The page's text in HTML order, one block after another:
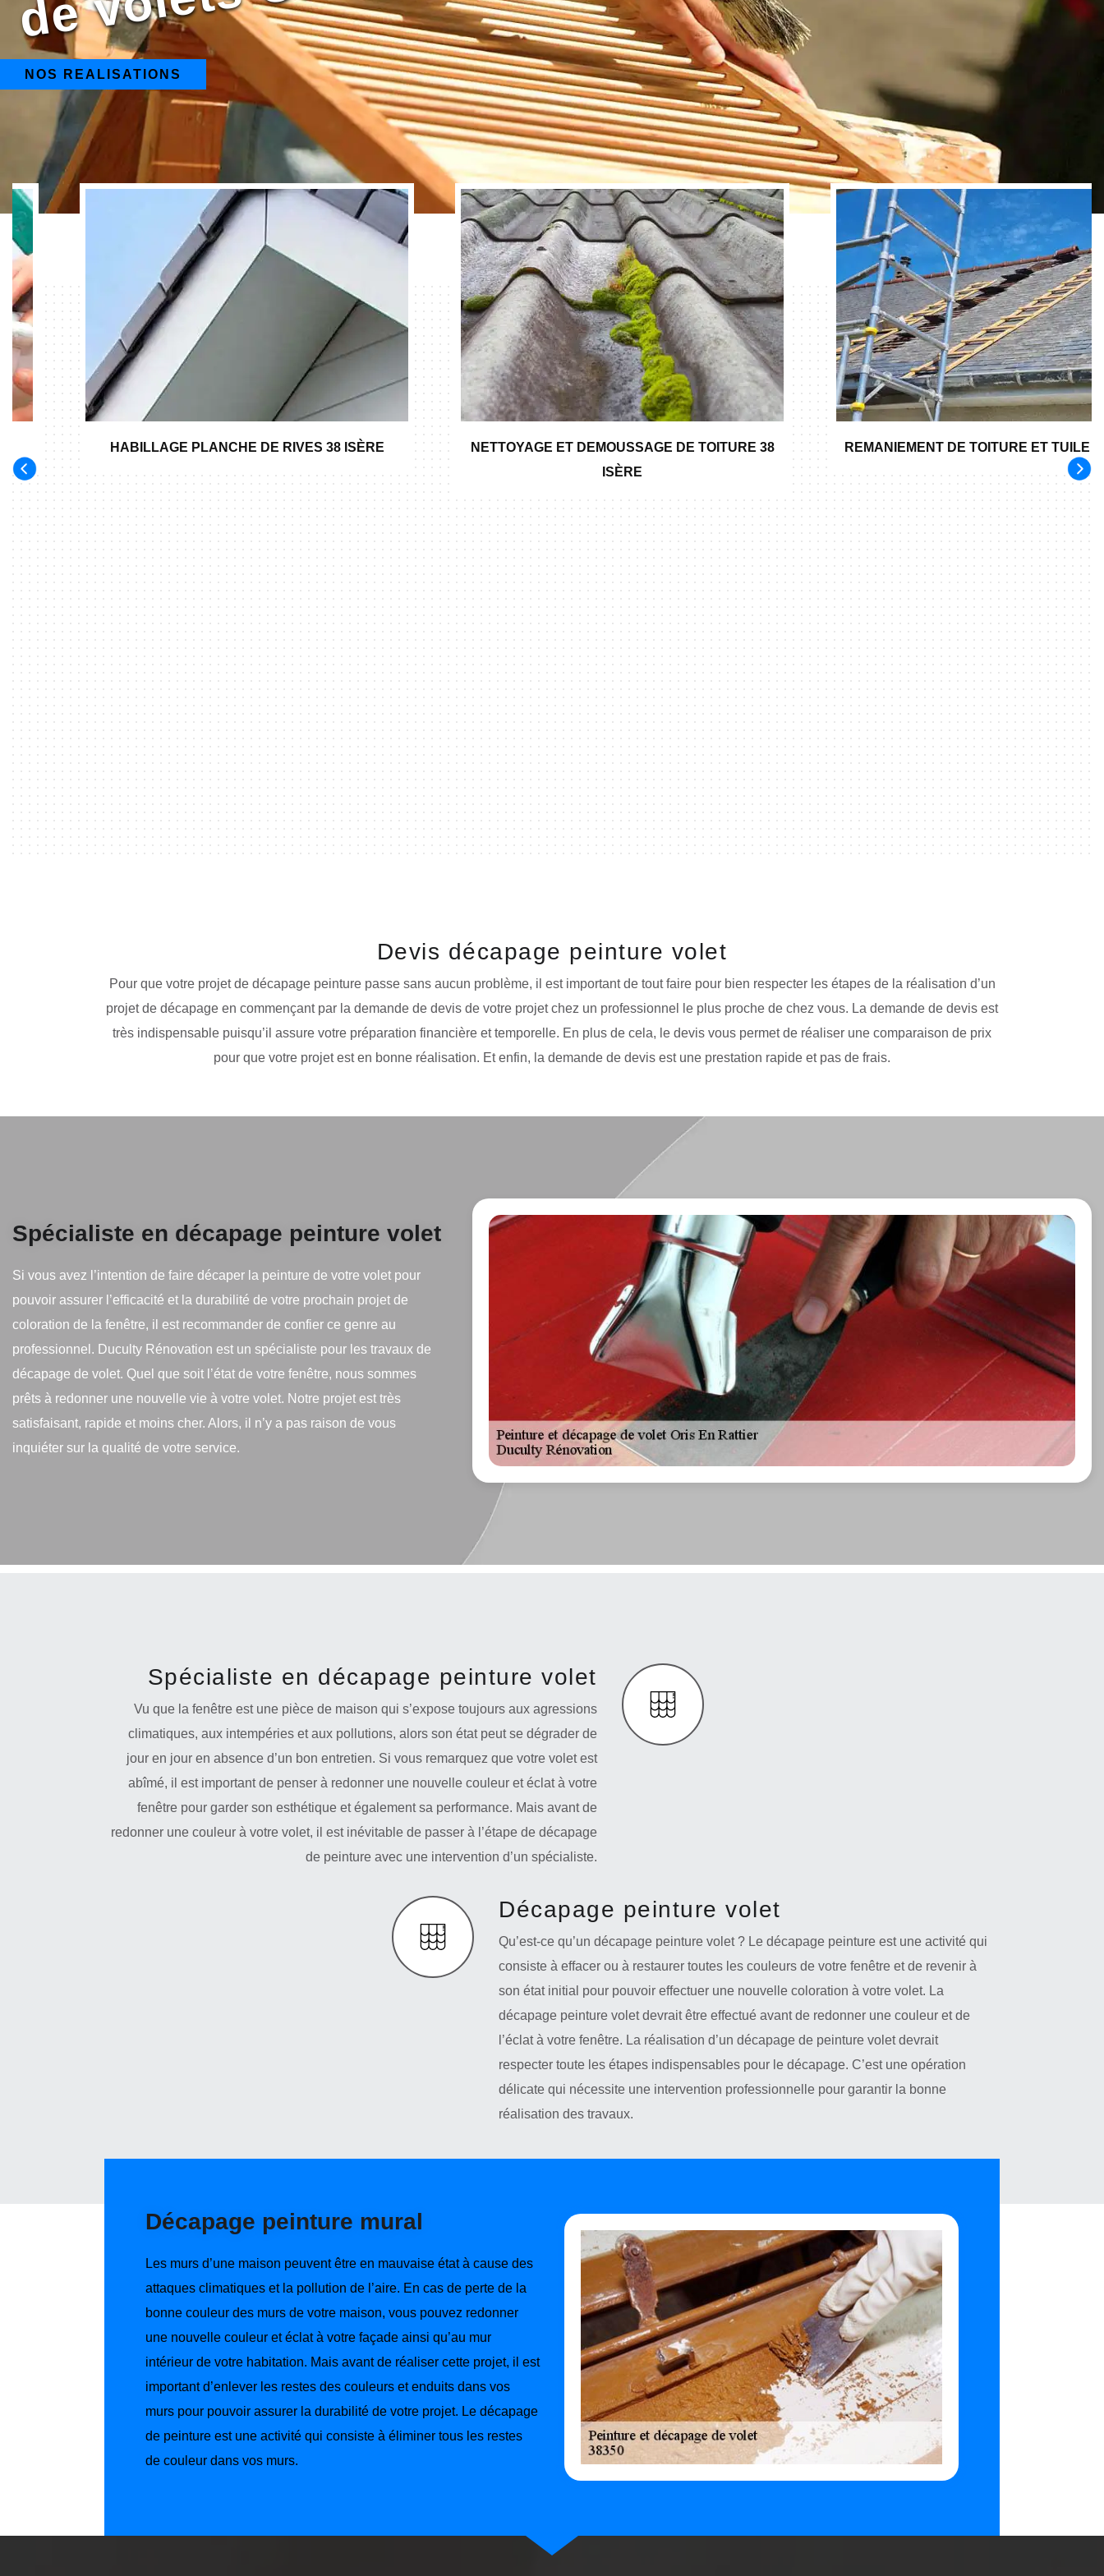
NOS REALISATIONS
HABILLAGE PLANCHE DE RIVES 38 ISÈRE
NETTOYAGE ET DEMOUSSAGE DE TOITURE 38
ISÈRE
REMANIEMENT DE TOITURE ET TUILE
Devis décapage peinture volet
Pour que votre projet de décapage peinture passe sans aucun problème, il est important de tout faire pour bien respecter les étapes de la réalisation d’un
projet de décapage en commençant par la demande de devis de votre projet chez un professionnel le plus proche de chez vous. La demande de devis est
très indispensable puisqu’il assure votre préparation financière et temporelle. En plus de cela, le devis vous permet de réaliser une comparaison de prix
pour que votre projet est en bonne réalisation. Et enfin, la demande de devis est une prestation rapide et pas de frais.
Spécialiste en décapage peinture volet
Si vous avez l’intention de faire décaper la peinture de votre volet pour
pouvoir assurer l’efficacité et la durabilité de votre prochain projet de
coloration de la fenêtre, il est recommander de confier ce genre au
professionnel. Duculty Rénovation est un spécialiste pour les travaux de
décapage de volet. Quel que soit l’état de votre fenêtre, nous sommes
prêts à redonner une nouvelle vie à votre volet. Notre projet est très
satisfaisant, rapide et moins cher. Alors, il n’y a pas raison de vous
inquiéter sur la qualité de votre service.
Spécialiste en décapage peinture volet
Vu que la fenêtre est une pièce de maison qui s’expose toujours aux agressions
climatiques, aux intempéries et aux pollutions, alors son état peut se dégrader de
jour en jour en absence d’un bon entretien. Si vous remarquez que votre volet est
abîmé, il est important de penser à redonner une nouvelle couleur et éclat à votre
fenêtre pour garder son esthétique et également sa performance. Mais avant de
redonner une couleur à votre volet, il est inévitable de passer à l’étape de décapage
de peinture avec une intervention d’un spécialiste.
Décapage peinture volet
Qu’est-ce qu’un décapage peinture volet ? Le décapage peinture est une activité qui
consiste à effacer ou à restaurer toutes les couleurs de votre fenêtre et de revenir à
son état initial pour pouvoir effectuer une nouvelle coloration à votre volet. La
décapage peinture volet devrait être effectué avant de redonner une couleur et de
l’éclat à votre fenêtre. La réalisation d’un décapage de peinture volet devrait
respecter toute les étapes indispensables pour le décapage. C’est une opération
délicate qui nécessite une intervention professionnelle pour garantir la bonne
réalisation des travaux.
Décapage peinture mural
Les murs d’une maison peuvent être en mauvaise état à cause des
attaques climatiques et la pollution de l’aire. En cas de perte de la
bonne couleur des murs de votre maison, vous pouvez redonner
une nouvelle couleur et éclat à votre façade ainsi qu’au mur
intérieur de votre habitation. Mais avant de réaliser cette projet, il est
important d’enlever les restes des couleurs et enduits dans vos
murs pour pouvoir assurer la durabilité de votre projet. Le décapage
de peinture est une activité qui consiste à éliminer tous les restes
de couleur dans vos murs.